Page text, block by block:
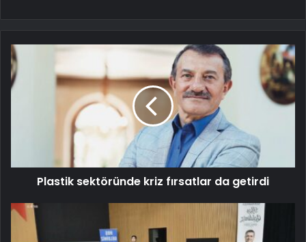
Plastik sektöründe kriz fırsatlar da getirdi